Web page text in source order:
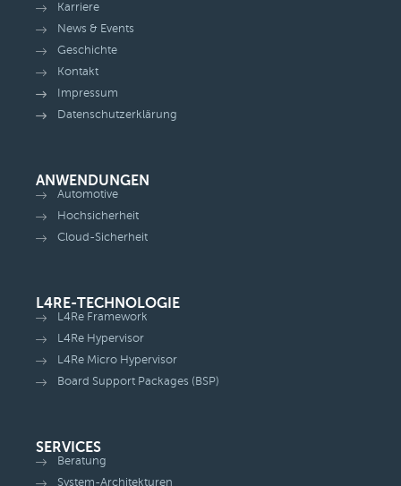
Karriere
News & Events
Geschichte
Kontakt
Impressum
Datenschutzerklärung
ANWENDUNGEN
Automotive
Hochsicherheit
Cloud-Sicherheit
L4RE-TECHNOLOGIE
L4Re Framework
L4Re Hypervisor
L4Re Micro Hypervisor
Board Support Packages (BSP)
SERVICES
Beratung
System-Architekturen